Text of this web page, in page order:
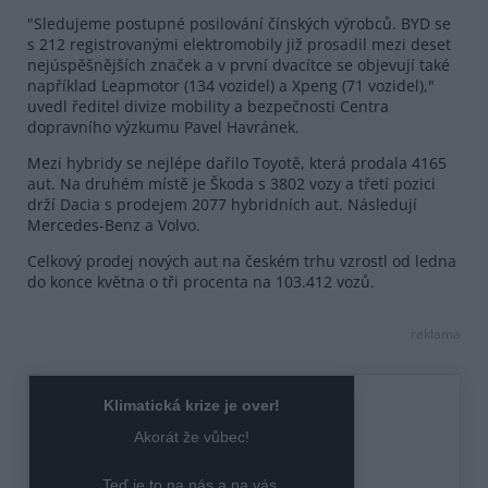
"Sledujeme postupné posilování čínských výrobců. BYD se
s 212 registrovanými elektromobily již prosadil mezi deset
nejúspěšnějších značek a v první dvacítce se objevují také
například Leapmotor (134 vozidel) a Xpeng (71 vozidel),"
uvedl ředitel divize mobility a bezpečnosti Centra
dopravního výzkumu Pavel Havránek.
Mezi hybridy se nejlépe dařilo Toyotě, která prodala 4165
aut. Na druhém místě je Škoda s 3802 vozy a třetí pozici
drží Dacia s prodejem 2077 hybridních aut. Následují
Mercedes-Benz a Volvo.
Celkový prodej nových aut na českém trhu vzrostl od ledna
do konce května o tři procenta na 103.412 vozů.
reklama